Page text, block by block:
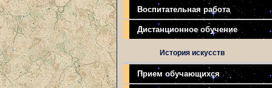
Воспитательная работа
Дистанционное обучение
История искусств
Прием обучающихся